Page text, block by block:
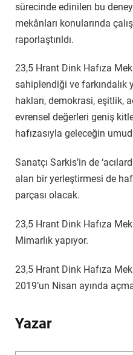
sürecinde edinilen bu
mekânları konularında
raporlaştırıldı.
23,5 Hrant Dink Hafıza
sahiplendiği ve farkındalık
hakları, demokrasi, eşitlik,
evrensel değerleri geniş
hafızasıyla geleceğin
Sanatçı Sarkis’in de
alan bir yerleştirmesi de
parçası olacak.
23,5 Hrant Dink Hafıza
Mimarlık yapıyor.
23,5 Hrant Dink Hafıza
2019’un Nisan ayında
Yazar